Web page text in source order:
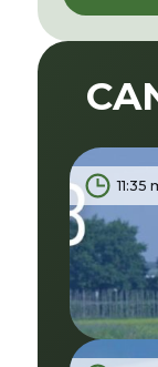
11:35